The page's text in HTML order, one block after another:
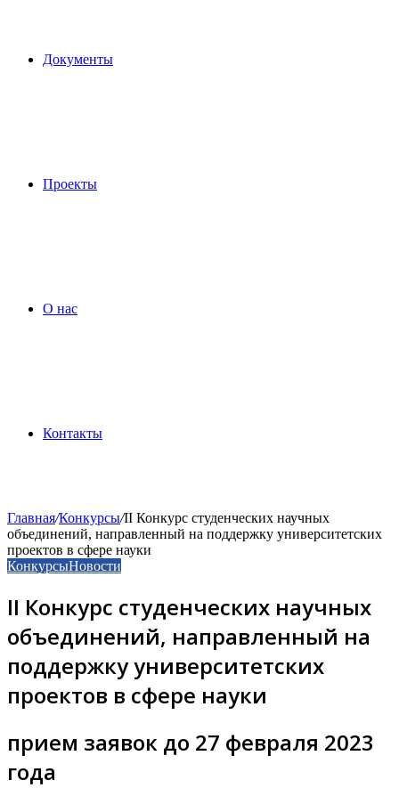
Документы
Проекты
О нас
Контакты
Главная/Конкурсы/II Конкурс студенческих научных
объединений, направленный на поддержку университетских
проектов в сфере науки
КонкурсыНовости
II Конкурс студенческих научных
объединений, направленный на
поддержку университетских
проектов в сфере науки
прием заявок до 27 февраля 2023
года